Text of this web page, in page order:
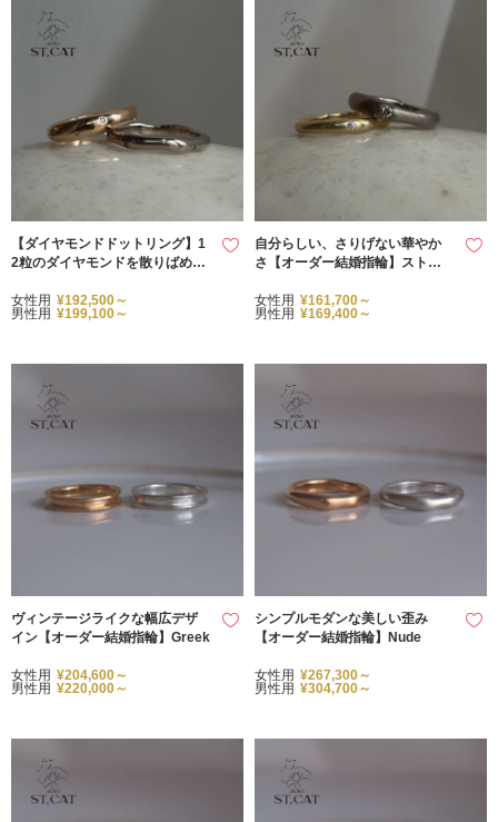
【ダイヤモンドドットリング】1
2粒のダイヤモンドを散りばめる
ダーメイド結婚指輪。
女性用 ¥192,500～
男性用 ¥199,100～
自分らしい、さりげない華やか
さ【オーダー結婚指輪】ストー
女性用 ¥161,700～
男性用 ¥169,400～
ヴィンテージライクな幅広デザ
イン【オーダー結婚指輪】Greek
女性用 ¥204,600～
男性用 ¥220,000～
シンプルモダンな美しい歪み
【オーダー結婚指輪】Nude
女性用 ¥267,300～
男性用 ¥304,700～